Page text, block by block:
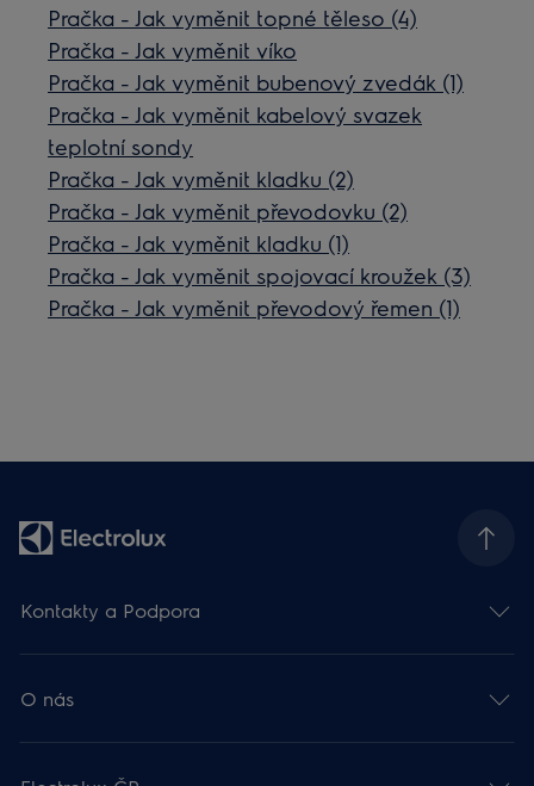
Pračka - Jak vyměnit topné těleso (4)
Pračka - Jak vyměnit víko
Pračka - Jak vyměnit bubenový zvedák (1)
Pračka - Jak vyměnit kabelový svazek
teplotní sondy
Pračka - Jak vyměnit kladku (2)
Pračka - Jak vyměnit převodovku (2)
Pračka - Jak vyměnit kladku (1)
Pračka - Jak vyměnit spojovací kroužek (3)
Pračka - Jak vyměnit převodový řemen (1)
Kontakty a Podpora
O nás